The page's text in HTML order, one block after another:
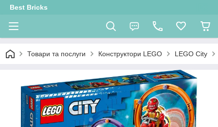
Best Bricks
Товари та послуги Конструктори LEGO LEGO City